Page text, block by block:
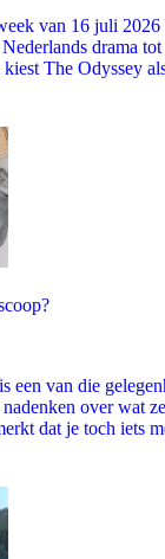
van 16 juli 2026
drama
The Odyssey
een van die
over wat
dat je toch iets